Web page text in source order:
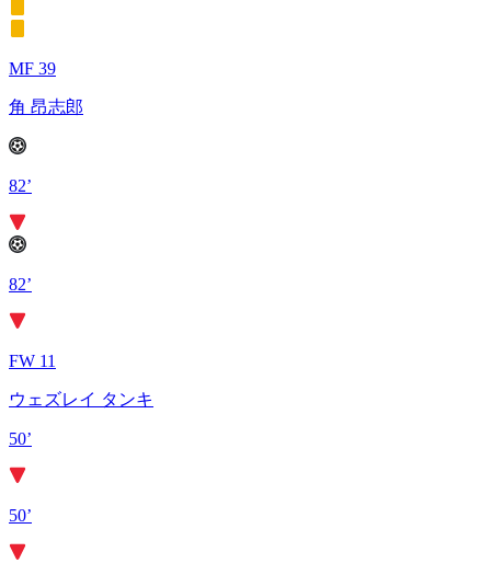
MF 39
角 昂志郎
82’
82’
FW 11
ウェズレイ タンキ
50’
50’